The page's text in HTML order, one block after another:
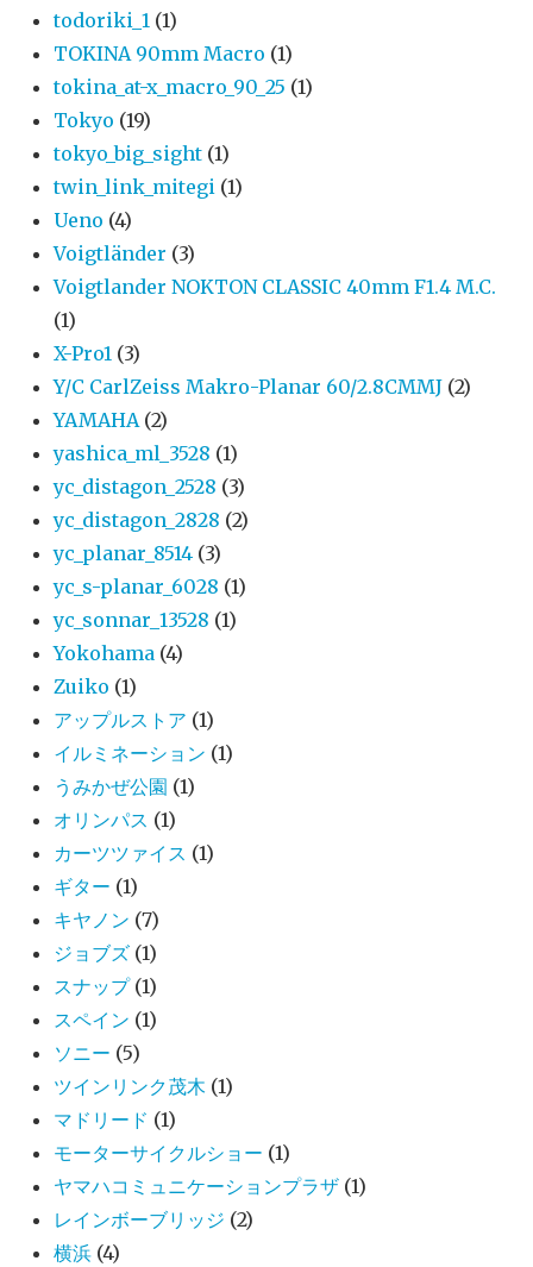
todoriki_1 (1)
TOKINA 90mm Macro (1)
tokina_at-x_macro_90_25 (1)
Tokyo (19)
tokyo_big_sight (1)
twin_link_mitegi (1)
Ueno (4)
Voigtländer (3)
Voigtlander NOKTON CLASSIC 40mm F1.4 M.C.
(1)
X-Pro1 (3)
Y/C CarlZeiss Makro-Planar 60/2.8CMMJ (2)
YAMAHA (2)
yashica_ml_3528 (1)
yc_distagon_2528 (3)
yc_distagon_2828 (2)
yc_planar_8514 (3)
yc_s-planar_6028 (1)
yc_sonnar_13528 (1)
Yokohama (4)
Zuiko (1)
アップルストア (1)
イルミネーション (1)
うみかぜ公園 (1)
オリンパス (1)
カーツツァイス (1)
ギター (1)
キヤノン (7)
ジョブズ (1)
スナップ (1)
スペイン (1)
ソニー (5)
ツインリンク茂木 (1)
マドリード (1)
モーターサイクルショー (1)
ヤマハコミュニケーションプラザ (1)
レインボーブリッジ (2)
横浜 (4)